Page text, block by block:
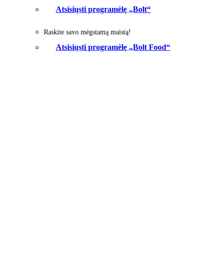
Atsisiųsti programėlę „Bolt“
Raskite savo mėgstamą maistą!
Atsisiųsti programėlę „Bolt Food“